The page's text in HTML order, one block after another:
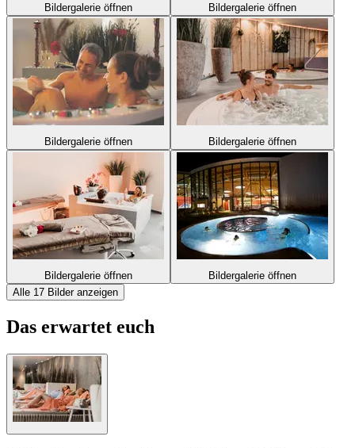
Bildergalerie öffnen Bildergalerie öffnen
Bildergalerie öffnen Bildergalerie öffnen
Bildergalerie öffnen
Bildergalerie öffnen
Alle 17 Bilder anzeigen
Das erwartet euch